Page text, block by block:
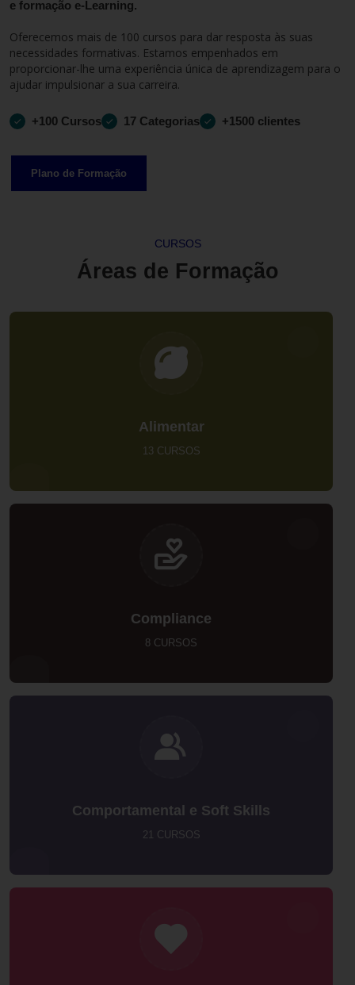
e formação e-Learning.
Oferecemos mais de 100 cursos para dar resposta às suas
necessidades formativas. Estamos empenhados em
proporcionar-lhe uma experiência única de aprendizagem para o
ajudar impulsionar a sua carreira.
+100 Cursos 17 Categorias +1500 clientes
Plano de Formação
CURSOS
Áreas de Formação
Alimentar
13 CURSOS
Compliance
8 CURSOS
Comportamental e Soft Skills
21 CURSOS